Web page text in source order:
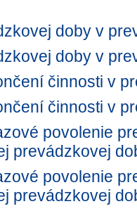
doby v
doby v
činnosti v
činnosti v
povolenie
prevádzkovej
povolenie
prevádzkovej